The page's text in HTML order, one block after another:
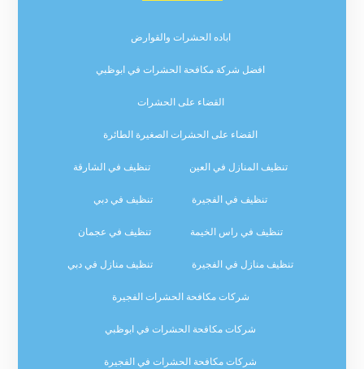
اباده الحشرات والقوارض
افضل شركة مكافحة الحشرات في ابوظبي
القضاء على الحشرات
القضاء على الحشرات الصغيرة الطائرة
تنظيف المنازل في العين تنظيف في الشارقة
تنظيف في الفجيرة تنظيف في دبي
تنظيف في راس الخيمة تنظيف في عجمان
تنظيف منازل في الفجيرة تنظيف منازل في دبي
شركات مكافحة الحشرات الفجيرة
شركات مكافحة الحشرات في ابوظبي
شركات مكافحة الحشرات في الفجيرة